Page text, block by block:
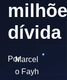
dívida
PorMarcel
o Fayh